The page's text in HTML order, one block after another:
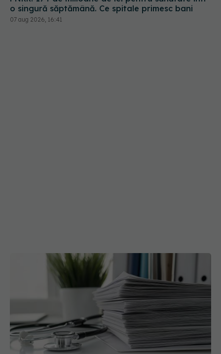
o singură săptămână. Ce spitale primesc bani
07 aug 2026, 16:41